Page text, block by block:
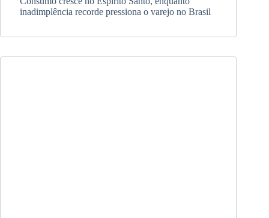
inadimplência recorde pressiona o varejo no Brasil